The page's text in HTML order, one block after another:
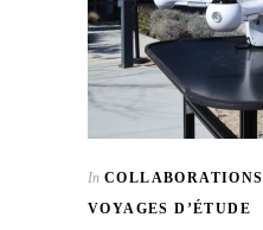
In COLLABORATIONS
VOYAGES D’ÉTUDE